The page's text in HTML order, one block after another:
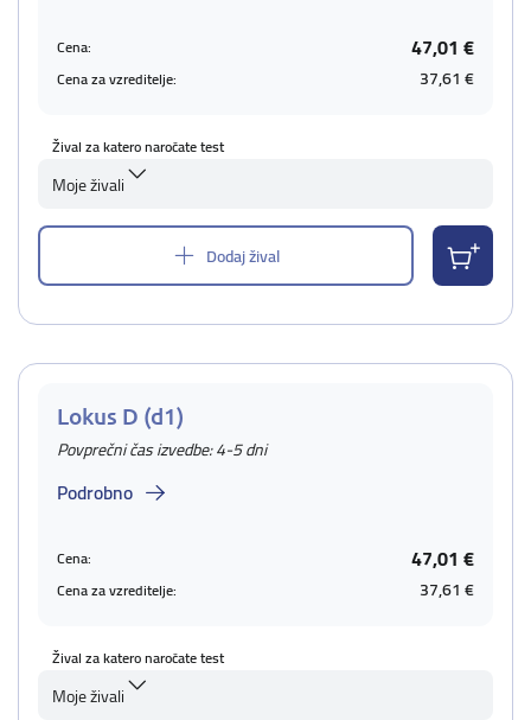
Cena: 47,01 €
Cena za vzreditelje: 37,61 €
Žival za katero naročate test
Moje živali
Dodaj žival
Lokus D (d1)
Povprečni čas izvedbe: 4-5 dni
Podrobno
Cena: 47,01 €
Cena za vzreditelje: 37,61 €
Žival za katero naročate test
Moje živali